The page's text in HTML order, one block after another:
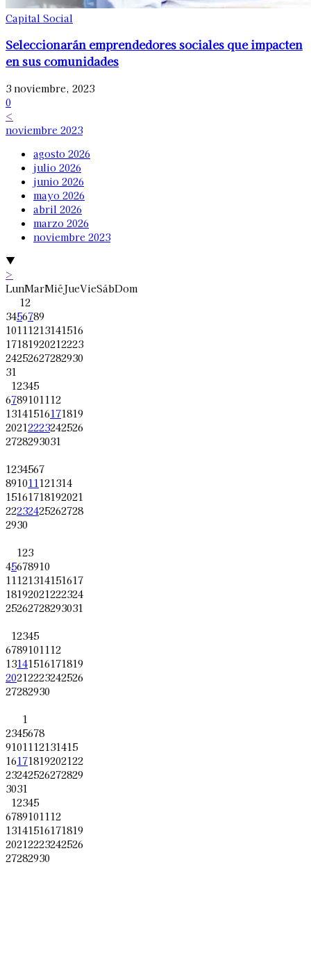
Capital Social
Seleccionarán emprendedores sociales que impacten
en sus comunidades
3 noviembre, 2023
0
<
noviembre 2023
agosto 2026
julio 2026
junio 2026
mayo 2026
abril 2026
marzo 2026
noviembre 2023
▼
>
LunMarMiéJueVieSábDom
12
3456789
10111213141516
17181920212223
24252627282930
31
12345
6789101112
13141516171819
20212223242526
2728293031
1234567
891011121314
15161718192021
22232425262728
2930
123
45678910
11121314151617
18192021222324
25262728293031
12345
6789101112
13141516171819
20212223242526
27282930
1
2345678
9101112131415
16171819202122
23242526272829
3031
12345
6789101112
13141516171819
20212223242526
27282930